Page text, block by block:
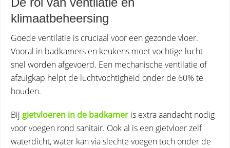
klimaatbeheersing
Goede ventilatie is cruciaal voor een gezonde vloer.
Vooral in badkamers en keukens moet vochtige lucht
snel worden afgevoerd. Een mechanische ventilatie of
afzuigkap helpt de luchtvochtigheid onder de 60% te
houden.
Bij gietvloeren in de badkamer is extra aandacht nodig
voor voegen rond sanitair. Ook al is een gietvloer zelf
waterdicht, water kan via slechte voegen toch onder de